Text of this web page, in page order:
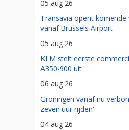
05 aug 26
Transavia opent
vanaf Brussels Airport
05 aug 26
KLM stelt eerste
A350-900 uit
06 aug 26
Groningen vanaf nu
zeven uur rijden'
04 aug 26